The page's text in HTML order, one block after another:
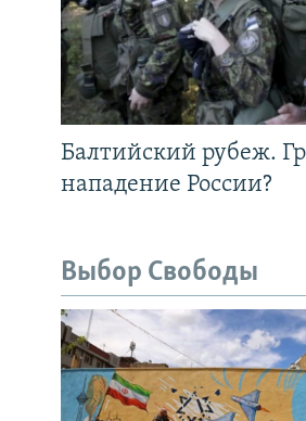
Балтийский рубеж.
нападение России?
Выбор Свободы